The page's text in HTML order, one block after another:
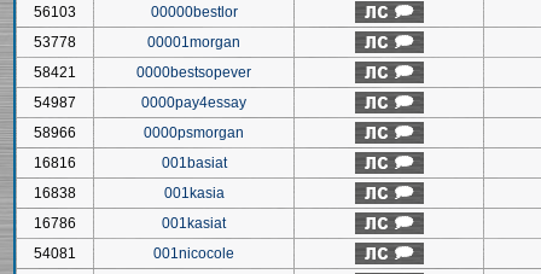
56103
00000bestlor
53778
00001morgan
58421
0000bestsopever
54987
0000pay4essay
58966
0000psmorgan
16816
001basiat
16838
001kasia
16786
001kasiat
54081
001nicocole